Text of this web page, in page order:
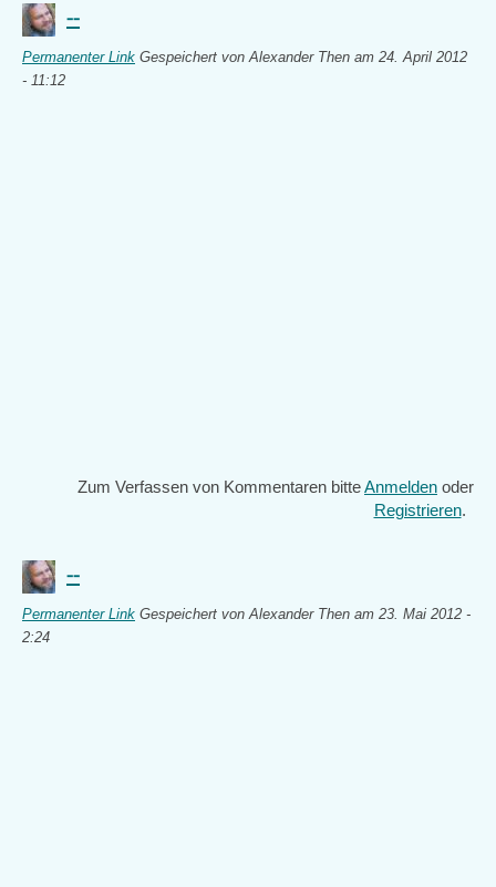
--
Permanenter Link Gespeichert vonAlexander Then am 24. April 2012
- 11:12
Zum Verfassen von Kommentaren bitteAnmelden oder
Registrieren.
--
Permanenter Link Gespeichert vonAlexander Then am 23. Mai 2012 -
2:24